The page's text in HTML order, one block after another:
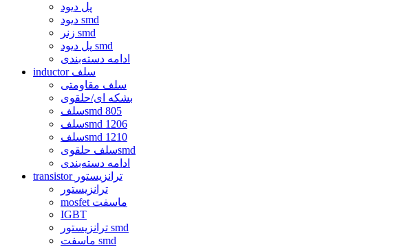
پل دیود
دیود smd
زنر smd
پل دیود smd
ادامه دسته‌بندی
inductor سلف
سلف مقاومتی
بشکه ای/حلقوی
سلفsmd 805
سلفsmd 1206
سلفsmd 1210
سلف حلقویsmd
ادامه دسته‌بندی
transistor ترانزیستور
ترانزیستور
mosfet ماسفت
IGBT
ترانزیستور smd
ماسفت smd